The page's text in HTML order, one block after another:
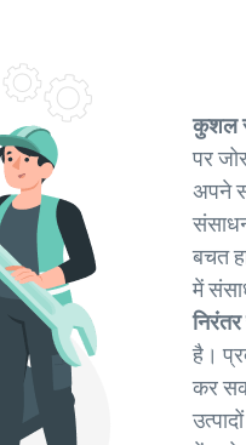
कुशल
पर
अपने
बचत
में
है।
कर